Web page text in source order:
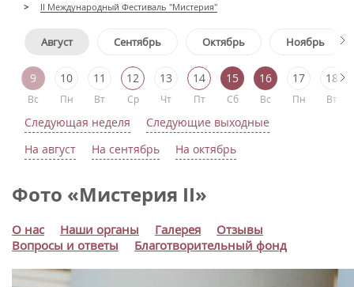
II Международный Фестиваль "Мистерия"
Август Сентябрь Октябрь Ноябрь
9
Вс
10
Пн
11
Вт
12
Ср
13
Чт
14
Пт
15
Сб
16
Вс
17
Пн
18
Вт
Следующая неделя
Следующие выходные
На август
На сентябрь На октябрь
Фото «Мистерия II»
О нас Наши органы Галерея
Отзывы
Вопросы и ответы
Благотворительный фонд